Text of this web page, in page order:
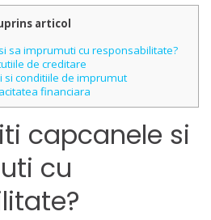
articol
sa imprumuti cu responsabilitate?
de creditare
si conditiile de imprumut
financiara
capcanele si
cu